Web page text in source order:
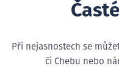
Při nejasnostech se
či Chebu nebo